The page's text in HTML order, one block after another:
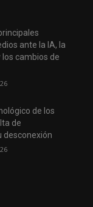
ante la IA, la
cambios de
de los
de
desconexión